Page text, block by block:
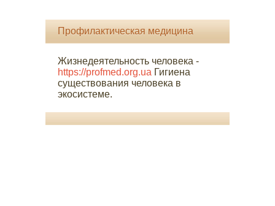
Профилактическая медицина
Жизнедеятельность человека -
https://profmed.org.ua Гигиена
существования человека в
экосистеме.